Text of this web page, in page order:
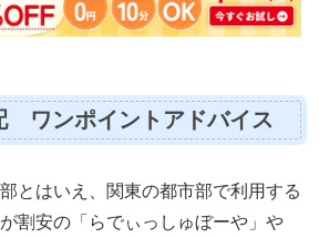
ワンポイントアドバイス
とはいえ、関東の都市部で利用する
割安の「らでぃっしゅぼーや」や